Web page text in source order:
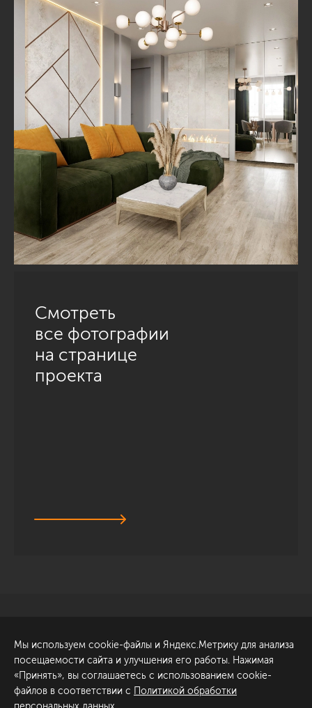
Смотреть
все фотографии
на странице
проекта
Обсудить проект
ул. Академика Павлова, 6
к1
+7 (812) 200-95-55
Мы используем cookie-файлы и Яндекс.Метрику для анализа
посещаемости сайта и улучшения его работы. Нажимая
«Принять», вы соглашаетесь с использованием cookie-
файлов в соответствии с Политикой обработки